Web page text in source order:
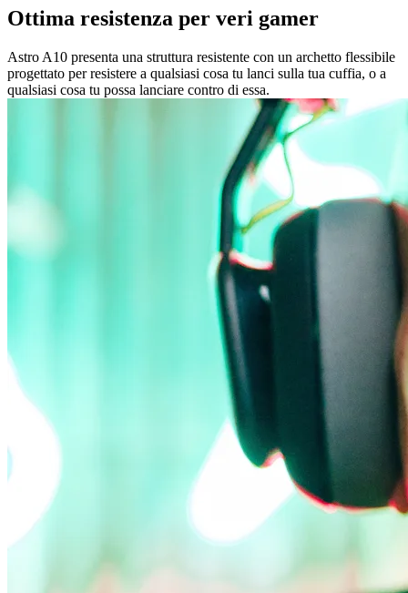
Ottima resistenza per veri gamer
Astro A10 presenta una struttura resistente con un archetto flessibile
progettato per resistere a qualsiasi cosa tu lanci sulla tua cuffia, o a
qualsiasi cosa tu possa lanciare contro di essa.